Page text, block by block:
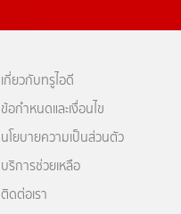
เกี่ยวกับทรูไอดี
ข้อกำหนดและเงื่อนไข
นโยบายความเป็นส่วนตัว
บริการช่วยเหลือ
ติดต่อเรา